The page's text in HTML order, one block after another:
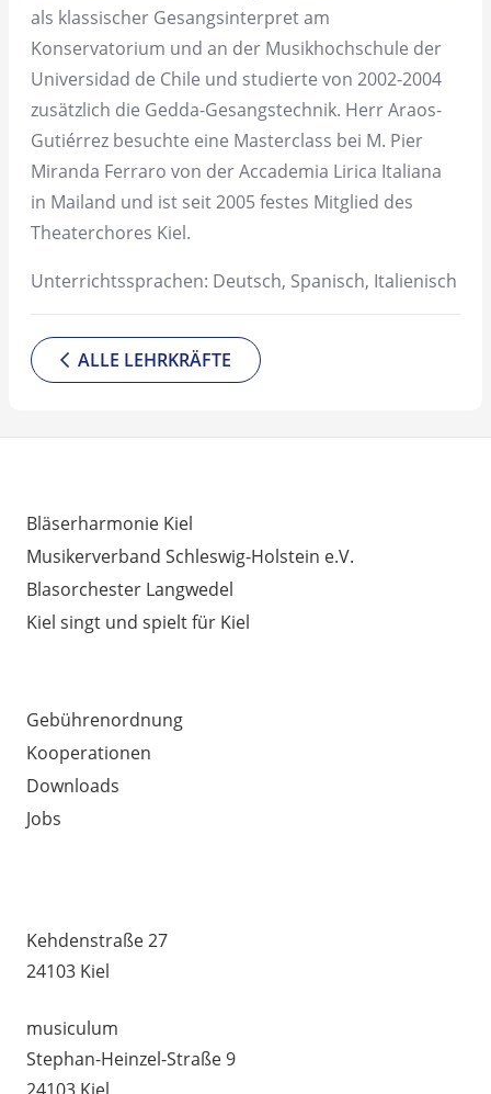
als klassischer Gesangsinterpret am
Konservatorium und an der Musikhochschule der
Universidad de Chile und studierte von 2002-2004
zusätzlich die Gedda-Gesangstechnik. Herr Araos-
Gutiérrez besuchte eine Masterclass bei M. Pier
Miranda Ferraro von der Accademia Lirica Italiana
in Mailand und ist seit 2005 festes Mitglied des
Theaterchores Kiel.
Unterrichtssprachen: Deutsch, Spanisch, Italienisch
ALLE LEHRKRÄFTE
Bläserharmonie Kiel
Musikerverband Schleswig-Holstein e.V.
Blasorchester Langwedel
Kiel singt und spielt für Kiel
Gebührenordnung
Kooperationen
Downloads
Jobs
Kehdenstraße 27
24103 Kiel
musiculum
Stephan-Heinzel-Straße 9